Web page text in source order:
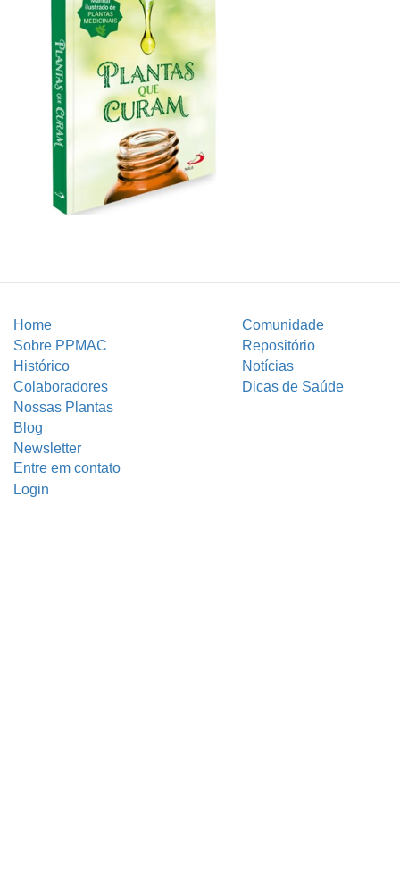
Home
Comunidade
Sobre PPMAC
Repositório
Histórico
Notícias
Colaboradores
Dicas de Saúde
Nossas Plantas
Blog
Newsletter
Entre em contato
Login